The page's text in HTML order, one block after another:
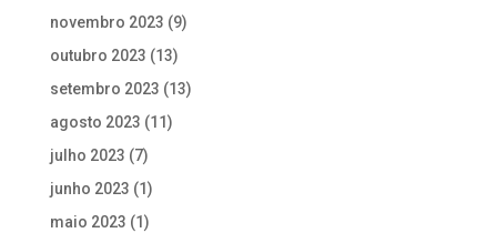
novembro 2023 (9)
outubro 2023 (13)
setembro 2023 (13)
agosto 2023 (11)
julho 2023 (7)
junho 2023 (1)
maio 2023 (1)